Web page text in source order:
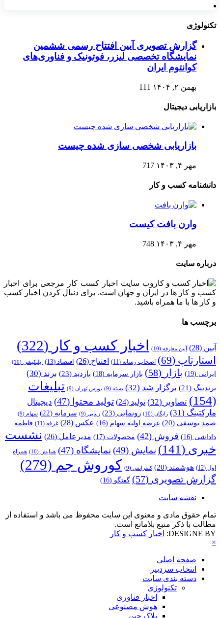
تکنولوژی
گزارش تصویری آیین افتتاح رسمی ششمین
نمایشگاه تخصصی لیزر، فوتونیک و فناوری‌های
کوانتوم ایران
بهمن ۲, ۱۴۰۴ 111
بازاریابی دیجیتال
بازاریابی شخصی سازی شده چیست
مهر ۴, ۱۴۰۳ 717
دانشنامه کسب و کار
وارن بافت کیست
مهر ۴, ۱۴۰۳ 748
درباره سایت
وب سایت اخبار کسب کار مرجعی برای اخبار
کسب و کار ها در ایران و جهان است. برای دنبال کردن اخبار کسب
و کار ها با ما همراه باشید.
برچسب ها
آیین (28) آیین معارفه (10) اخبار کسب و کار (322)
استارتاپ (69) اصحاب رسانه (11) افتتاح (26) اقتصاد (13) اپلیکیشن (10)
ایرانی (19) بازار (58) بازار سرمایه (18) بازدید (23) برند (30)
برندینگ (21) برگزار شد (32) بسته (9) بورس تهران (9)
تبلیغات
(154)
تصاویر (32) تولید (24) تولید محتوا (47)
دیجیتال
مارکتینگ (31) رایگان (10) رونمایی (23) زیبایی (9) سرمایه (22) سهام (9)
صمد یوسفی (20) عرضه اولیه سهام (16) عکس (28) غرفه (11)
فاطمه
داداشی (16) فروش (42) محصولات (17) مدیرعامل (26)
نشست
خبری (141) نمایش (49) نمایشگاه (47) همایش (10) همراه
اول (12) هوشمند (20) کنفرانس (9) کوروش جم (279)
گزارش تصویری (57) گفتگو (16)
نقشه سایت
تمام حقوق مادی و معنوی این سایت محفوظ می باشد و استفاده از
مطالب با ذکر منبع بلامانع است.
DESIGNE BY:
اخبار کسب و کار
×
صفحه اصلی
انتخاب سردبیر
دسته بندی سایت
تکنولوژی
اخبار فناوری
هوش مصنوعی
بلاک چین